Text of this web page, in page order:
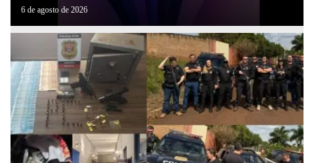
6 de agosto de 2026